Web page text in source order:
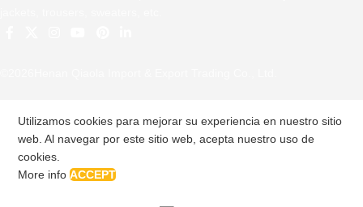
Utilizamos cookies para mejorar su experiencia en nuestro sitio
web. Al navegar por este sitio web, acepta nuestro uso de
cookies.
More infoACCEPT